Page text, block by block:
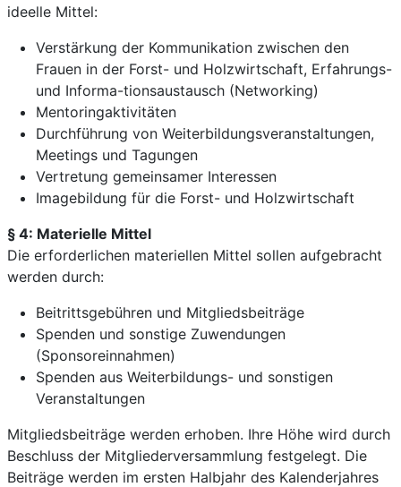
ideelle Mittel:
Verstärkung der Kommunikation zwischen den
Frauen in der Forst- und Holzwirtschaft, Erfahrungs-
und Informa-tionsaustausch (Networking)
Mentoringaktivitäten
Durchführung von Weiterbildungsveranstaltungen,
Meetings und Tagungen
Vertretung gemeinsamer Interessen
Imagebildung für die Forst- und Holzwirtschaft
§ 4: Materielle Mittel
Die erforderlichen materiellen Mittel sollen aufgebracht
werden durch:
Beitrittsgebühren und Mitgliedsbeiträge
Spenden und sonstige Zuwendungen
(Sponsoreinnahmen)
Spenden aus Weiterbildungs- und sonstigen
Veranstaltungen
Mitgliedsbeiträge werden erhoben. Ihre Höhe wird durch
Beschluss der Mitgliederversammlung festgelegt. Die
Beiträge werden im ersten Halbjahr des Kalenderjahres